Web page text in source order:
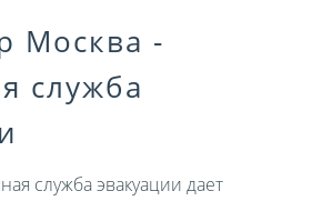
Москва -
служба
служба эвакуации дает